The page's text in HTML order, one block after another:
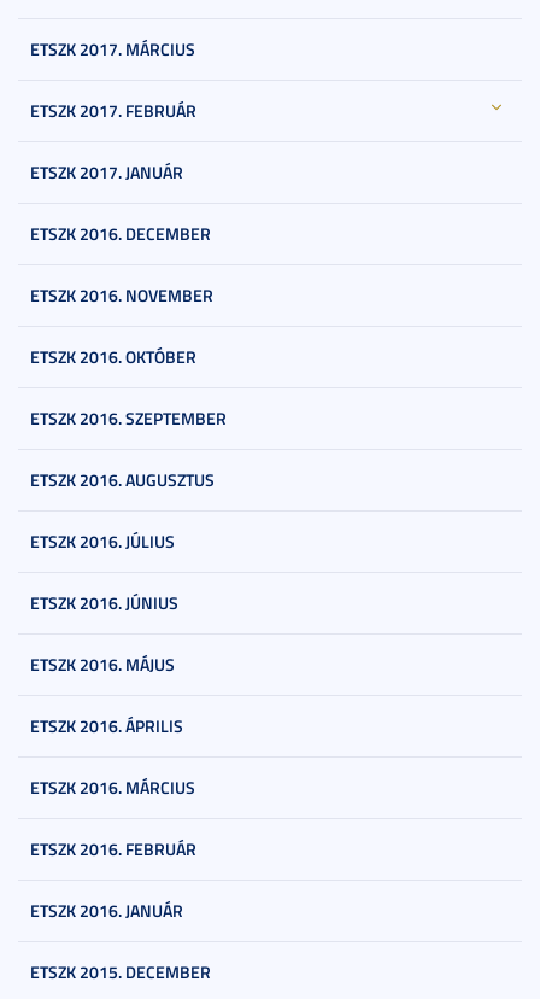
ETSZK 2017. MÁRCIUS
ETSZK 2017. FEBRUÁR
ETSZK 2017. JANUÁR
ETSZK 2016. DECEMBER
ETSZK 2016. NOVEMBER
ETSZK 2016. OKTÓBER
ETSZK 2016. SZEPTEMBER
ETSZK 2016. AUGUSZTUS
ETSZK 2016. JÚLIUS
ETSZK 2016. JÚNIUS
ETSZK 2016. MÁJUS
ETSZK 2016. ÁPRILIS
ETSZK 2016. MÁRCIUS
ETSZK 2016. FEBRUÁR
ETSZK 2016. JANUÁR
ETSZK 2015. DECEMBER